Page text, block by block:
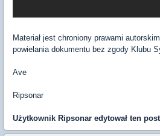
Materiał jest chroniony prawami
powielania dokumentu bez zgody Klubu
Ave
Ripsonar
Użytkownik Ripsonar edytował ten